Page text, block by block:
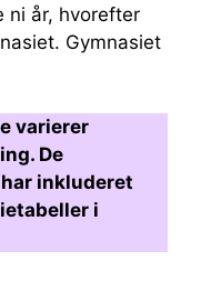
ni år, hvorefter
Gymnasiet
varierer
De
inkluderet
i